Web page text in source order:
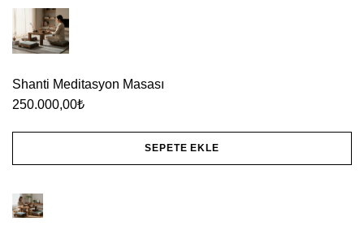
Shanti Meditasyon Masası
250.000,00₺
SEPETE EKLE